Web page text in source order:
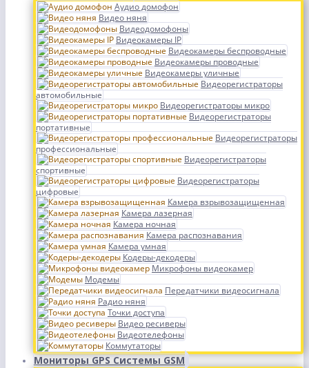
Аудио домофон
Видео няня
Видеодомофоны
Видеокамеры IP
Видеокамеры беспроводные
Видеокамеры проводные
Видеокамеры уличные
Видеорегистраторы
автомобильные
Видеорегистраторы микро
Видеорегистраторы
портативные
Видеорегистраторы
профессиональные
Видеорегистраторы
спортивные
Видеорегистраторы
цифровые
Камера взрывозащищенная
Камера лазерная
Камера ночная
Камера распознавания
Камера умная
Кодеры-декодеры
Микрофоны видеокамер
Модемы
Передатчики видеосигнала
Радио няня
Точки доступа
Видео ресиверы
Видеотелефоны
Коммутаторы
Мониторы GPS Системы GSM